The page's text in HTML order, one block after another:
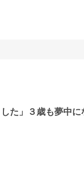
た」３歳も夢中に